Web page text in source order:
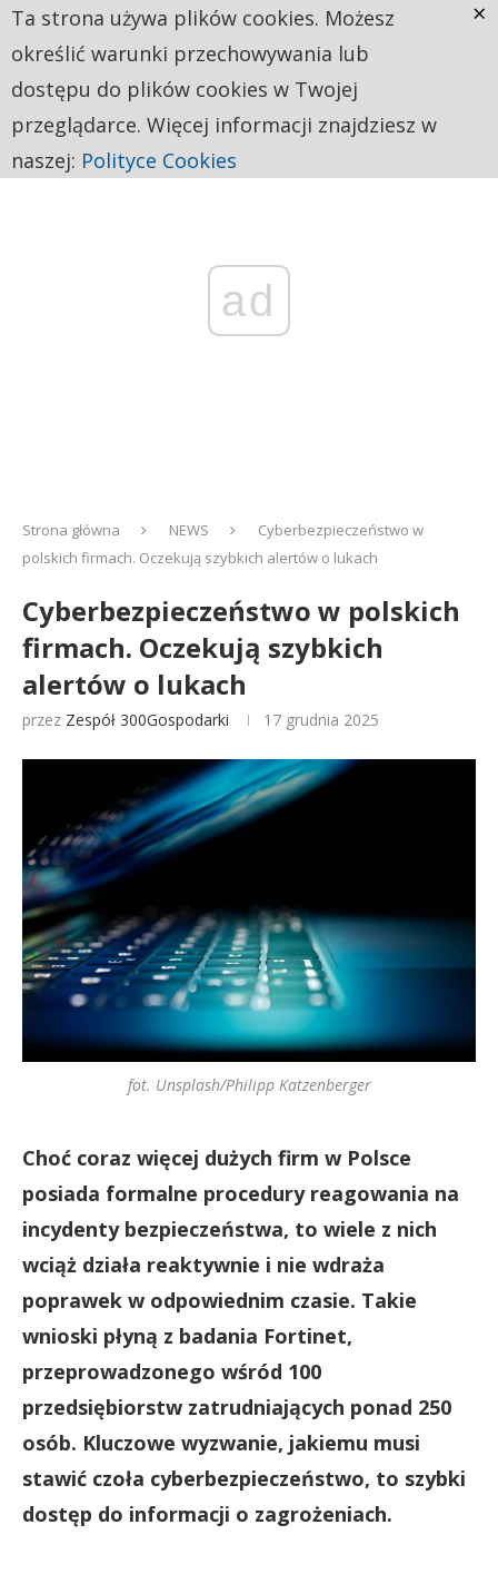
ad
Strona główna NEWS
Cyberbezpieczeństwo w
polskich firmach. Oczekują szybkich alertów o lukach
Cyberbezpieczeństwo w polskich
firmach. Oczekują szybkich
alertów o lukach
przez Zespół 300Gospodarki 17 grudnia 2025
fot. Unsplash/Philipp Katzenberger
Choć coraz więcej dużych firm w Polsce
posiada formalne procedury reagowania na
incydenty bezpieczeństwa, to wiele z nich
wciąż działa reaktywnie i nie wdraża
poprawek w odpowiednim czasie. Takie
wnioski płyną z badania Fortinet,
przeprowadzonego wśród 100
przedsiębiorstw zatrudniających ponad 250
osób. Kluczowe wyzwanie, jakiemu musi
stawić czoła cyberbezpieczeństwo, to szybki
dostęp do informacji o zagrożeniach.
Ta strona używa plików cookies. Możesz
określić warunki przechowywania lub
dostępu do plików cookies w Twojej
przeglądarce. Więcej informacji znajdziesz w
naszej: Polityce Cookies
×